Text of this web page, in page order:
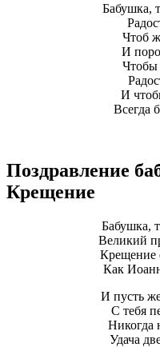
Бабушка,
Чтоб
И
Чтобы
И
Всегда
Поздравление
Крещение
Бабушка,
Великий
Крещение
Как
И пусть
С тебя
Никогда
Удача